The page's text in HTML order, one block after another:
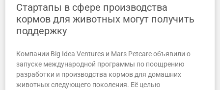
Стартапы в сфере производства
кормов для животных могут получить
поддержку
Компании Big Idea Ventures и Mars Petcare объявили о
запуске международной программы по поощрению
разработки и производства кормов для домашних
животных следующего поколения. Её целью